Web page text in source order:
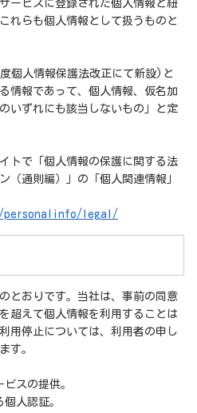
ービスに登録された個人情報と紐
れらも個人情報として扱うものと
個人情報保護法改正にて新設)と
情報であって、個人情報、仮名加
いずれにも該当しないもの」と定
トで「個人情報の保護に関する法
（通則編）」の「個人関連情報」
personalinfo/legal/
とおりです。当社は、事前の同意
超えて個人情報を利用することは
用停止については、利用者の申し
す。
スの提供。
人認証。